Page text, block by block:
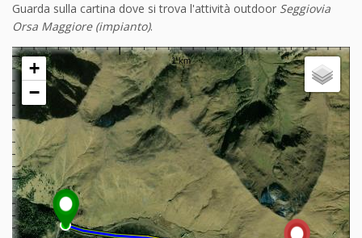
Guarda sulla cartina dove si trova l'attività outdoor Seggiovia
Orsa Maggiore (impianto).
+
−